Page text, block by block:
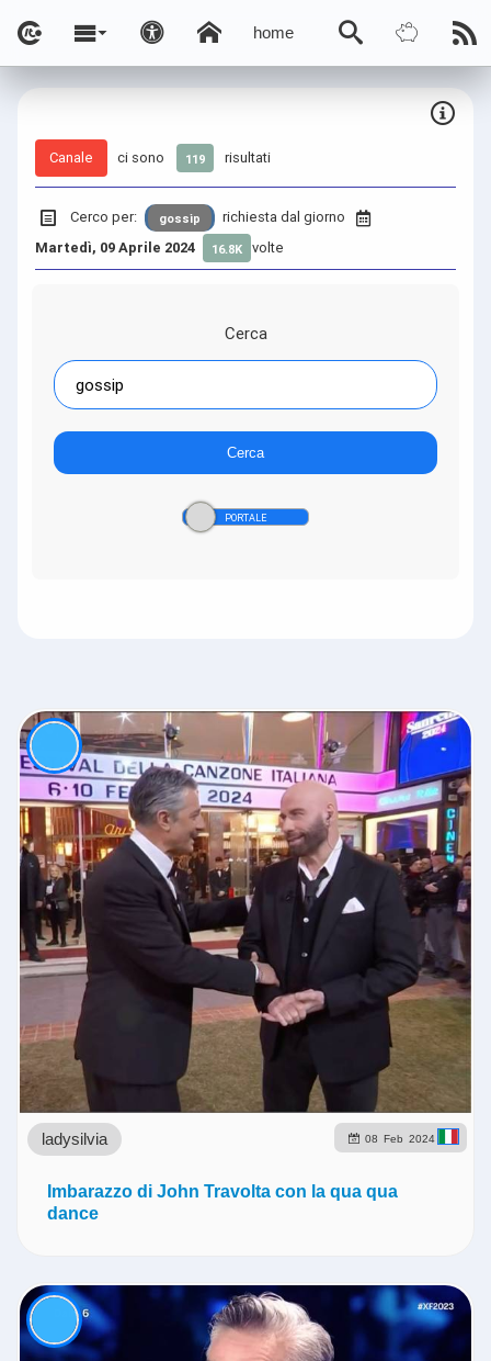
home
Canale ci sono 119 risultati
Cerco per: gossip
richiesta dal giorno
Martedì, 09 Aprile 2024
16.8K volte
Cerca
Cerca
08 Feb 2024
ladysilvia
Imbarazzo di John Travolta con la qua qua
dance